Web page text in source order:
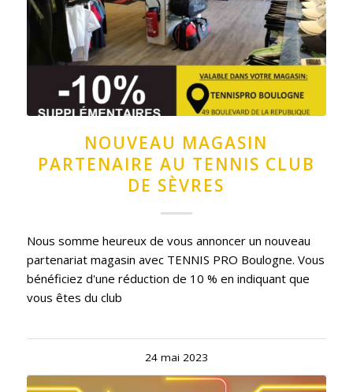
NOUVEAU MAGASIN
PARTENAIRE AU TENNIS CLUB
DE SÈVRES
Nous somme heureux de vous annoncer un nouveau
partenariat magasin avec TENNIS PRO Boulogne. Vous
bénéficiez d'une réduction de 10 % en indiquant que
vous êtes du club
24 mai 2023